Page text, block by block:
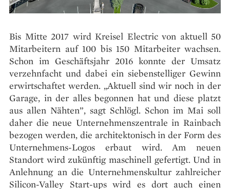
Bis Mitte 2017 wird Kreisel Electric von aktuell 50
Mitarbeitern auf 100 bis 150 Mitarbeiter wachsen.
Schon im Geschäftsjahr 2016 konnte der Umsatz
verzehnfacht und dabei ein siebenstelliger Gewinn
erwirtschaftet werden. „Aktuell sind wir noch in der
Garage, in der alles begonnen hat und diese platzt
aus allen Nähten”, sagt Schlögl. Schon im Mai soll
daher die neue Unternehmenszentrale in Rainbach
bezogen werden, die architektonisch in der Form des
Unternehmens-Logos erbaut wird. Am neuen
Standort wird zukünftig maschinell gefertigt. Und in
Anlehnung an die Unternehmenskultur zahlreicher
Silicon-Valley Start-ups wird es dort auch einen